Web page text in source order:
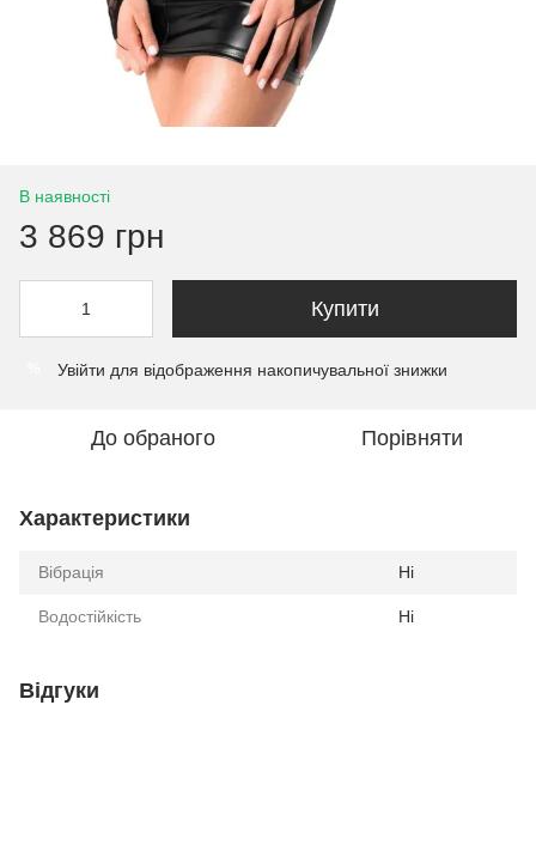
В наявності
3 869 грн
Купити
Увійти для відображення накопичувальної знижки
До обраного Порівняти
Характеристики
Вібрація Ні
Водостійкість Ні
Відгуки